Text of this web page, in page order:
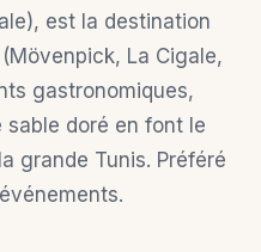
est la destination
La Cigale,
gastronomiques,
sable doré en font le
grande Tunis. Préféré